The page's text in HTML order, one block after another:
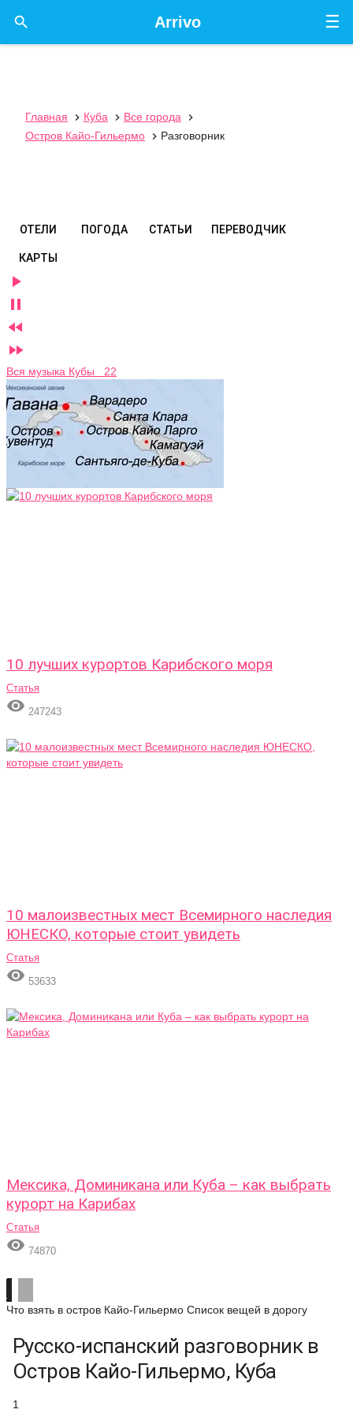
☰
Arrivo

Главная  Куба  Все города

Остров Кайо-Гильермо
 Разговорник
ОТЕЛИ ПОГОДА СТАТЬИ ПЕРЕВОДЧИК
КАРТЫ




Вся музыка Кубы 22
10 лучших курортов Карибского моря
Статья
 247243
10 малоизвестных мест Всемирного наследия
ЮНЕСКО, которые стоит увидеть
Статья
 53633
Мексика, Доминикана или Куба – как выбрать
курорт на Карибах
Статья
 74870
Что взять в остров Кайо-Гильермо Список вещей в дорогу
Русско-испанский разговорник в
Остров Кайо-Гильермо, Куба
1